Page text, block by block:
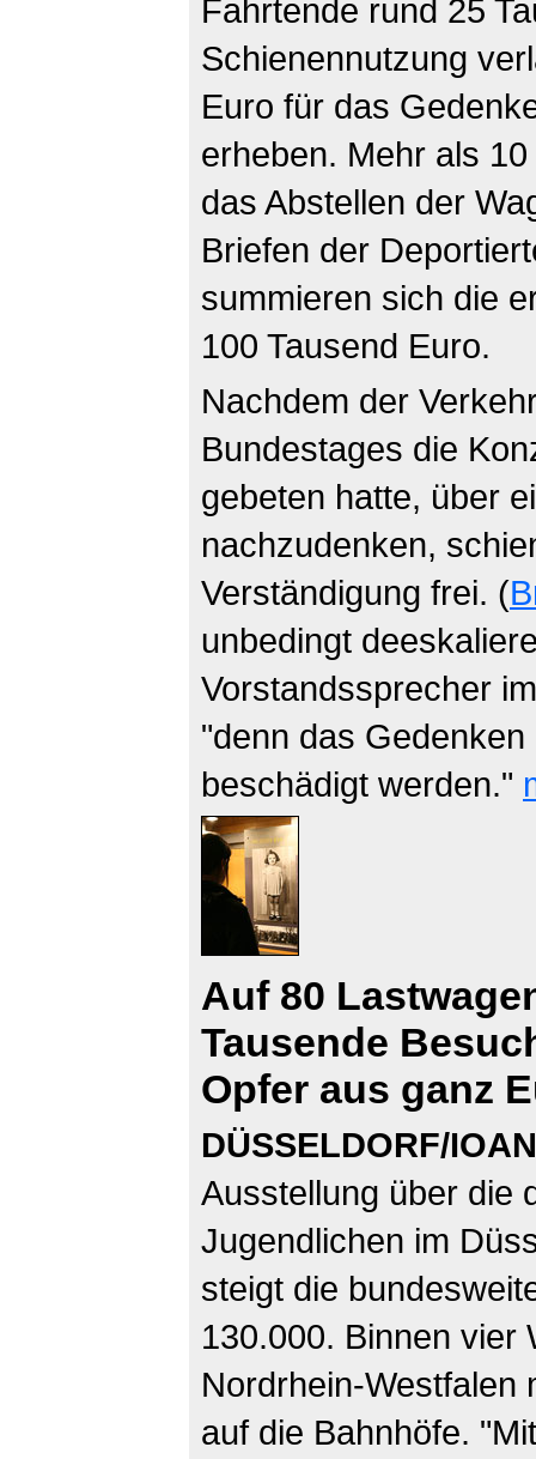
Fahrtende rund 25
Schienennutzung
Euro für das
erheben. Mehr als
das Abstellen der
Briefen der
summieren sich die
100 Tausend Euro.
Nachdem der
Bundestages die
gebeten hatte, über
nachzudenken,
Verständigung frei. (
unbedingt
Vorstandssprecher
"denn das
beschädigt werden."
Auf 80
Tausende
Opfer aus ganz
DÜSSELDORF/
Ausstellung über die
Jugendlichen im
steigt die
130.000. Binnen vier
Nordrhein-Westfalen
auf die Bahnhöfe.